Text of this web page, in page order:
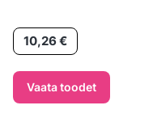
Hind10,26 €
Vaata toodet